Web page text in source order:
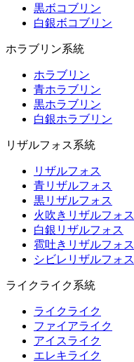
黒ボコブリン
白銀ボコブリン
ホラブリン系統
ホラブリン
青ホラブリン
黒ホラブリン
白銀ホラブリン
リザルフォス系統
リザルフォス
青リザルフォス
黒リザルフォス
火吹きリザルフォス
白銀リザルフォス
雹吐きリザルフォス
シビレリザルフォス
ライクライク系統
ライクライク
ファイアライク
アイスライク
エレキライク